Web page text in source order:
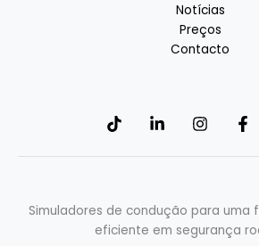
Notícias
Preços
Contacto
Simuladores de condução para uma
eficiente em segurança